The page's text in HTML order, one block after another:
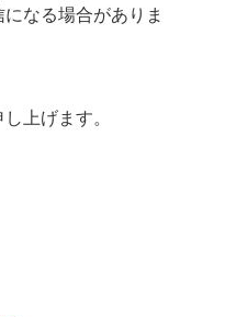
なる場合がありま
上げます。